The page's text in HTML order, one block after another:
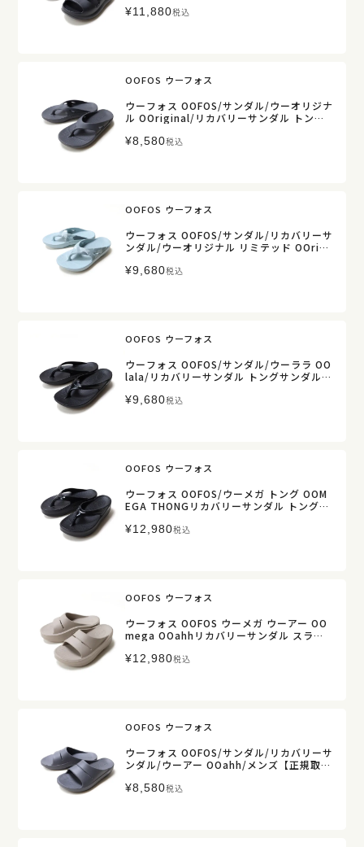
¥11,880税込
OOFOS ウーフォス
ウーフォス OOFOS/サンダル/ウーオリジナ
ル OOriginal/リカバリーサンダル トング
¥8,580税込
OOFOS ウーフォス
ウーフォス OOFOS/サンダル/リカバリーサ
ンダル/ウーオリジナル リミテッド OOrigi
¥9,680税込
OOFOS ウーフォス
ウーフォス OOFOS/サンダル/ウーララ OO
lala/リカバリーサンダル トングサンダル/
¥9,680税込
OOFOS ウーフォス
ウーフォス OOFOS/ウーメガ トング OOM
EGA THONGリカバリーサンダル トングサ
¥12,980税込
OOFOS ウーフォス
ウーフォス OOFOS ウーメガ ウーアー OO
mega OOahhリカバリーサンダル スライ
扱】
¥12,980税込
OOFOS ウーフォス
ウーフォス OOFOS/サンダル/リカバリーサ
ンダル/ウーアー OOahh/メンズ【正規取
¥8,580税込